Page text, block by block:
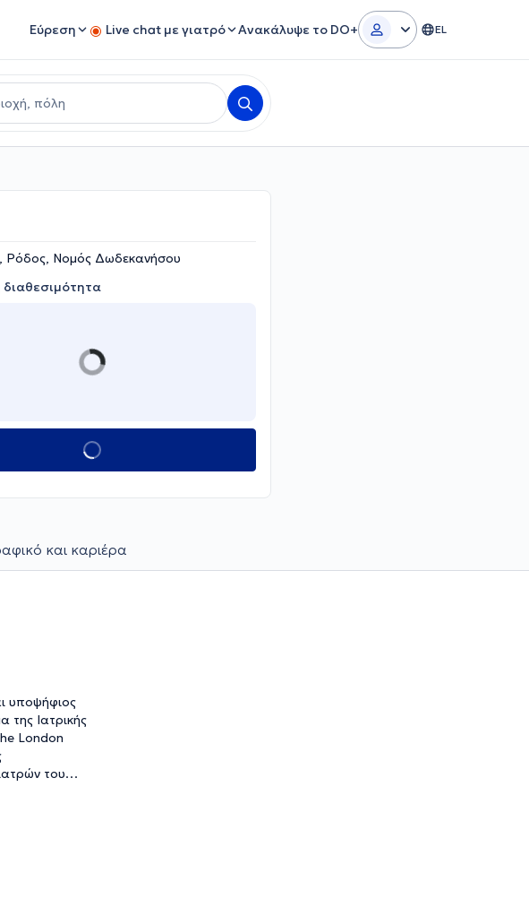
Εύρεση Live chat με γιατρό Ανακάλυψε το DO+ EL
Ρόδος, Νομός Δωδεκανήσου
και καριέρα
υποψήφιος
της Ιατρικής
London
του
καθώς και